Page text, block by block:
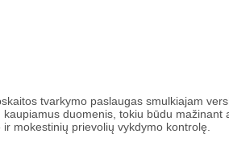
tvarkymo paslaugas smulkiajam
duomenis, tokiu būdu